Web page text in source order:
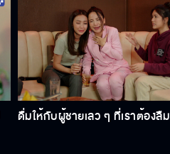
ดื่มให้กับผู้ชายเลว ๆ ที่เราต้องลืม